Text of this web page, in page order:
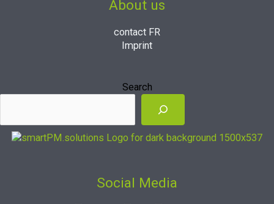
About us
contact FR
Imprint
Search
Social Media